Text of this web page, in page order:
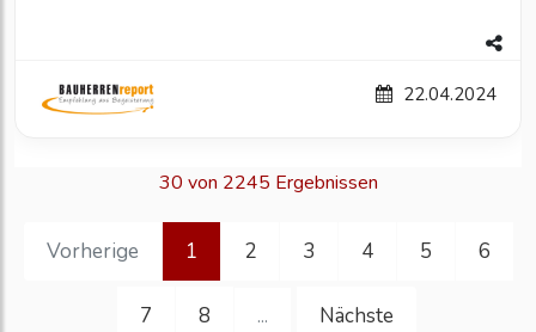
22.04.2024
30 von 2245 Ergebnissen
Vorherige 1 2 3 4 5 6
7 8 ... Nächste